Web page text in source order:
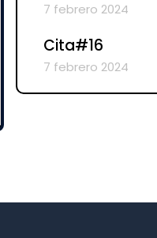
7 febrero 2024
Cita#16
7 febrero 2024